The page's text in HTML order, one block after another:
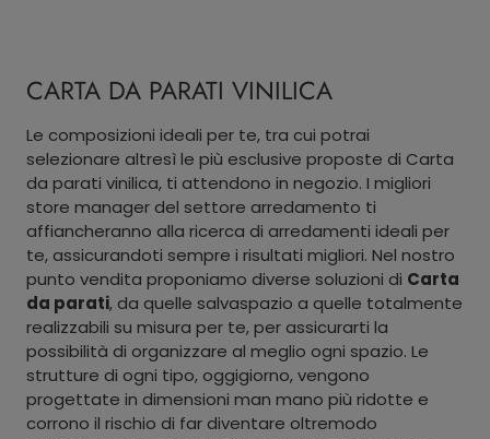
CARTA DA PARATI VINILICA
Le composizioni ideali per te, tra cui potrai
selezionare altresì le più esclusive proposte di Carta
da parati vinilica, ti attendono in negozio. I migliori
store manager del settore arredamento ti
affiancheranno alla ricerca di arredamenti ideali per
te, assicurandoti sempre i risultati migliori. Nel nostro
punto vendita proponiamo diverse soluzioni di Carta
da parati, da quelle salvaspazio a quelle totalmente
realizzabili su misura per te, per assicurarti la
possibilità di organizzare al meglio ogni spazio. Le
strutture di ogni tipo, oggigiorno, vengono
progettate in dimensioni man mano più ridotte e
corrono il rischio di far diventare oltremodo